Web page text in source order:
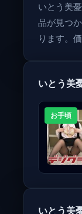
いとう美
品が見つ
ります。
いとう美
お手頃
いとう美